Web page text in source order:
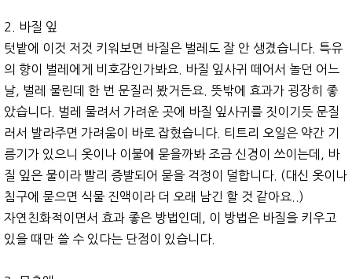
2. 바질 잎
텃밭에 이것 저것 키워보면 바질은 벌레도 잘 안 생겼습니다. 특유
의 향이 벌레에게 비호감인가봐요. 바질 잎사귀 떼어서 놀던 어느
날, 벌레 물린데 한 번 문질러 봤거든요. 뜻밖에 효과가 굉장히 좋
았습니다. 벌레 물려서 가려운 곳에 바질 잎사귀를 짓이기듯 문질
러서 발라주면 가려움이 바로 잡혔습니다. 티트리 오일은 약간 기
름기가 있으니 옷이나 이불에 묻을까봐 조금 신경이 쓰이는데, 바
질 잎은 물이라 빨리 증발되어 묻을 걱정이 덜합니다. (대신 옷이나
침구에 묻으면 식물 진액이라 더 오래 남긴 할 것 같아요..)
자연친화적이면서 효과 좋은 방법인데, 이 방법은 바질을 키우고
있을 때만 쓸 수 있다는 단점이 있습니다.